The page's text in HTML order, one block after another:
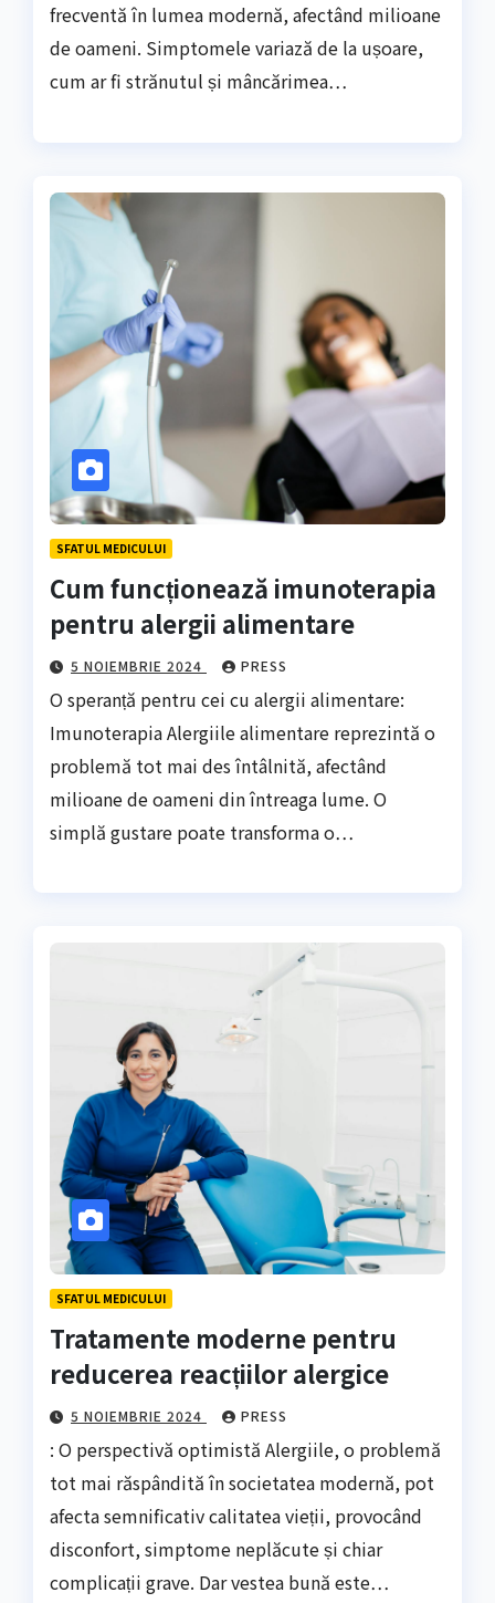
frecventă în lumea modernă, afectând milioane
de oameni. Simptomele variază de la ușoare,
cum ar fi strănutul și mâncărimea…
SFATUL MEDICULUI
Cum funcționează imunoterapia
pentru alergii alimentare
5 NOIEMBRIE 2024 PRESS
O speranță pentru cei cu alergii alimentare:
Imunoterapia Alergiile alimentare reprezintă o
problemă tot mai des întâlnită, afectând
milioane de oameni din întreaga lume. O
simplă gustare poate transforma o…
SFATUL MEDICULUI
Tratamente moderne pentru
reducerea reacțiilor alergice
5 NOIEMBRIE 2024 PRESS
: O perspectivă optimistă Alergiile, o problemă
tot mai răspândită în societatea modernă, pot
afecta semnificativ calitatea vieții, provocând
disconfort, simptome neplăcute și chiar
complicații grave. Dar vestea bună este…